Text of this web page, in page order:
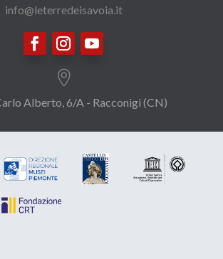
info@leterredeisavoia.it

Alberto, 6/A - Racconigi (CN)